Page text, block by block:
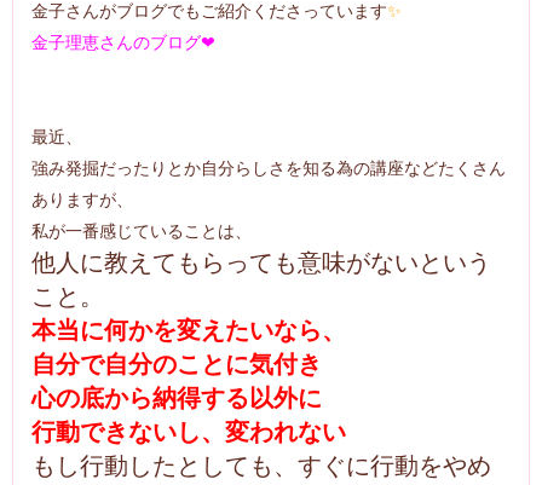
金子さんがブログでもご紹介くださっています✨
金子理恵さんのブログ❤
最近、
強み発掘だったりとか自分らしさを知る為の講座などたくさん
ありますが、
私が一番感じていることは、
他人に教えてもらっても意味がないという
こと。
本当に何かを変えたいなら、
自分で自分のことに気付き
心の底から納得する以外に
行動できないし、変われない
もし行動したとしても、すぐに行動をやめ